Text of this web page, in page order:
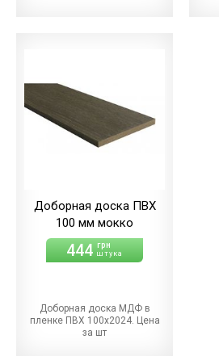
Доборная доска ПВХ
100 мм мокко
444 грн
штука
Доборная доска МДФ в
пленке ПВХ 100х2024. Цена
за шт